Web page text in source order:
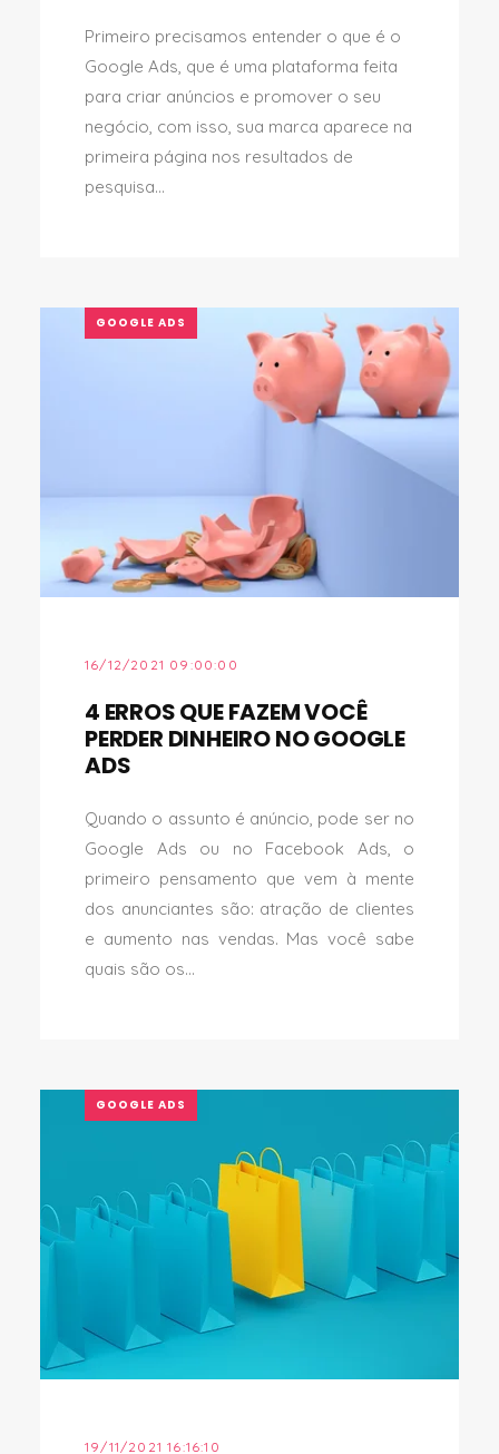
Primeiro precisamos entender o que é o
Google Ads, que é uma plataforma feita
para criar anúncios e promover o seu
negócio, com isso, sua marca aparece na
primeira página nos resultados de
pesquisa...
GOOGLE ADS
16/12/2021 09:00:00
4 ERROS QUE FAZEM VOCÊ
PERDER DINHEIRO NO GOOGLE
ADS
Quando o assunto é anúncio, pode ser no
Google Ads ou no Facebook Ads, o
primeiro pensamento que vem à mente
dos anunciantes são: atração de clientes
e aumento nas vendas. Mas você sabe
quais são os...
GOOGLE ADS
19/11/2021 16:16:10